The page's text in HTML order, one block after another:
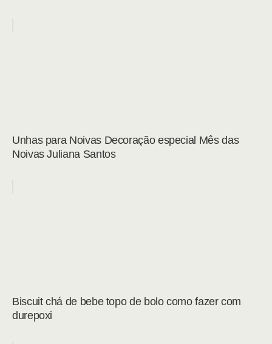
Unhas para Noivas Decoração especial Mês das
Noivas Juliana Santos
Biscuit chá de bebe topo de bolo como fazer com
durepoxi